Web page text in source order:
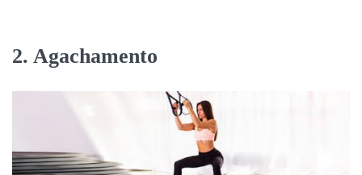
2. Agachamento